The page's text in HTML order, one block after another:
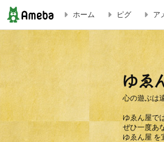
小田原城ジグソーパズル発売 | ゆゑん
ホーム ピグ ア
ゆゑ
心の遊ぶは
ゆゑん屋で
ぜひ一度あ
ゆゑん屋 を